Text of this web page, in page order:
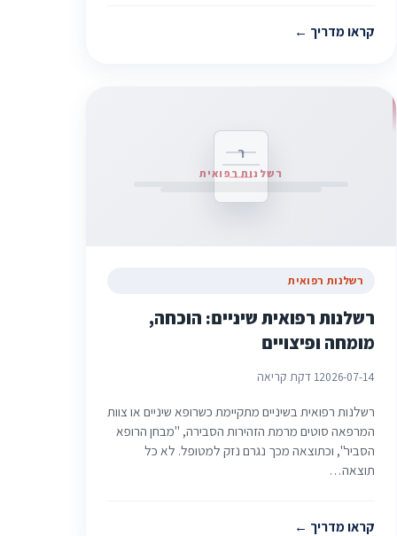
קראו מדריך
ר
רשלנות רפואית
רשלנות רפואית
רשלנות רפואית שיניים: הוכחה,
מומחה ופיצויים
2026-07-141 דקת קריאה
רשלנות רפואית בשיניים מתקיימת כשרופא שיניים או צוות
המרפאה סוטים מרמת הזהירות הסבירה, "מבחן הרופא
הסביר", וכתוצאה מכך נגרם נזק למטופל. לא כל
תוצאה…
קראו מדריך